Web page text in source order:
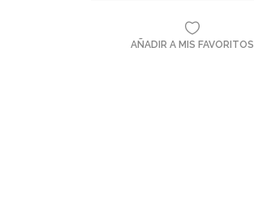
AÑADIR A MIS FAVORITOS